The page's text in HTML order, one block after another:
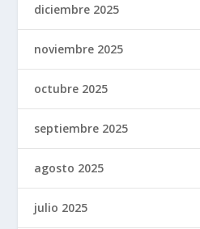
diciembre 2025
noviembre 2025
octubre 2025
septiembre 2025
agosto 2025
julio 2025